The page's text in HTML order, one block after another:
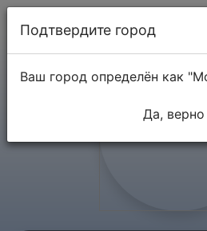
Подтвердите город
Ваш город определён как
Да, верно